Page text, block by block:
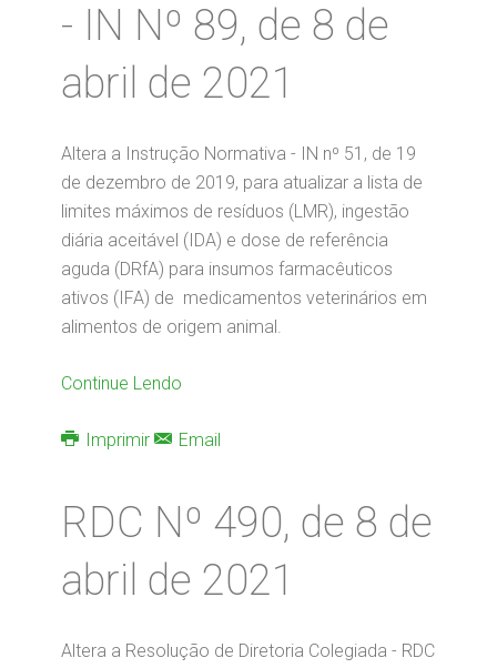
- IN Nº 89, de 8 de
abril de 2021
Altera a Instrução Normativa - IN nº 51, de 19
de dezembro de 2019, para atualizar a lista de
limites máximos de resíduos (LMR), ingestão
diária aceitável (IDA) e dose de referência
aguda (DRfA) para insumos farmacêuticos
ativos (IFA) de medicamentos veterinários em
alimentos de origem animal.
Continue Lendo
Imprimir Email
RDC Nº 490, de 8 de
abril de 2021
Altera a Resolução de Diretoria Colegiada - RDC